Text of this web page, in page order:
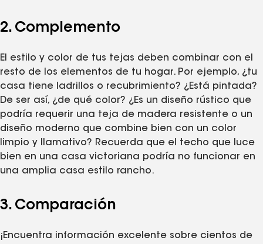
2. Complemento
El estilo y color de tus tejas deben combinar con el
resto de los elementos de tu hogar. Por ejemplo, ¿tu
casa tiene ladrillos o recubrimiento? ¿Está pintada?
De ser así, ¿de qué color? ¿Es un diseño rústico que
podría requerir una teja de madera resistente o un
diseño moderno que combine bien con un color
limpio y llamativo? Recuerda que el techo que luce
bien en una casa victoriana podría no funcionar en
una amplia casa estilo rancho.
3. Comparación
¡Encuentra información excelente sobre cientos de